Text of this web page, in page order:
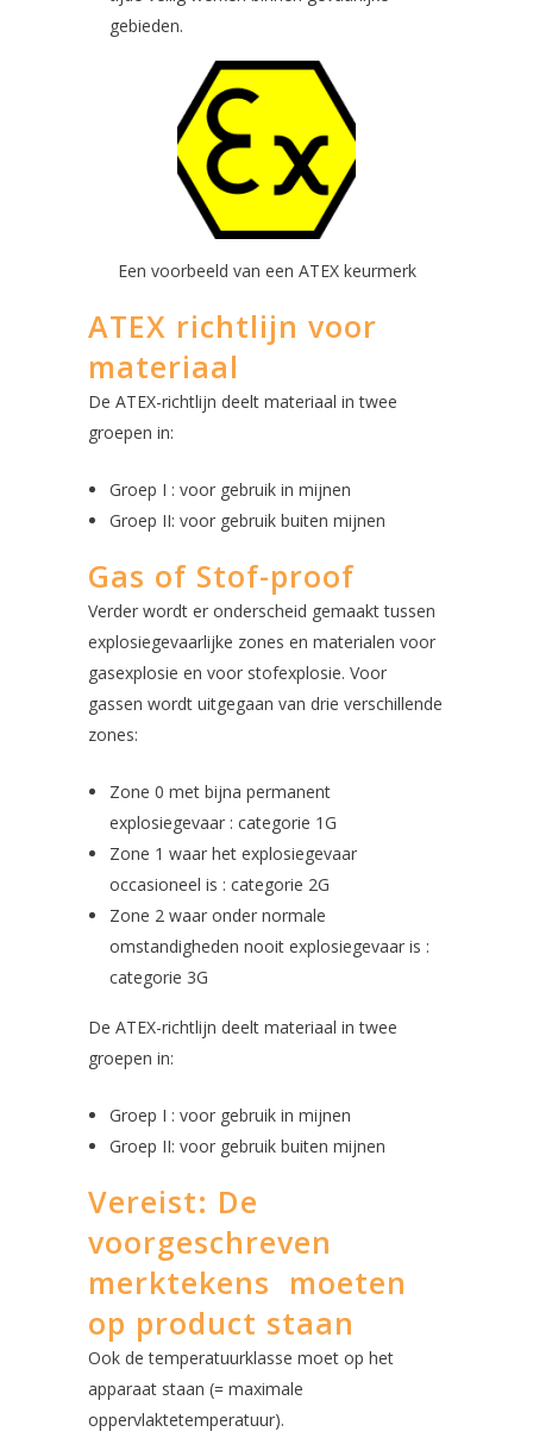
gebieden.
Een voorbeeld van een ATEX keurmerk
ATEX richtlijn voor
materiaal
De ATEX-richtlijn deelt materiaal in twee
groepen in:
Groep I : voor gebruik in mijnen
Groep II: voor gebruik buiten mijnen
Gas of Stof-proof
Verder wordt er onderscheid gemaakt tussen
explosiegevaarlijke zones en materialen voor
gasexplosie en voor stofexplosie. Voor
gassen wordt uitgegaan van drie verschillende
zones:
Zone 0 met bijna permanent
explosiegevaar : categorie 1G
Zone 1 waar het explosiegevaar
occasioneel is : categorie 2G
Zone 2 waar onder normale
omstandigheden nooit explosiegevaar is :
categorie 3G
De ATEX-richtlijn deelt materiaal in twee
groepen in:
Groep I : voor gebruik in mijnen
Groep II: voor gebruik buiten mijnen
Vereist: De
voorgeschreven
merktekens moeten
op product staan
Ook de temperatuurklasse moet op het
apparaat staan (= maximale
oppervlaktetemperatuur).